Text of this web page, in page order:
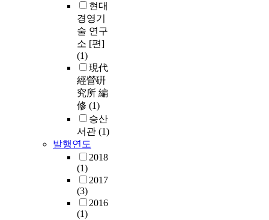
현대
경영기
술 연구
소 [편]
(1)
現代
經營硏
究所 編
修 (1)
승산
서관 (1)
발행연도
2018
(1)
2017
(3)
2016
(1)